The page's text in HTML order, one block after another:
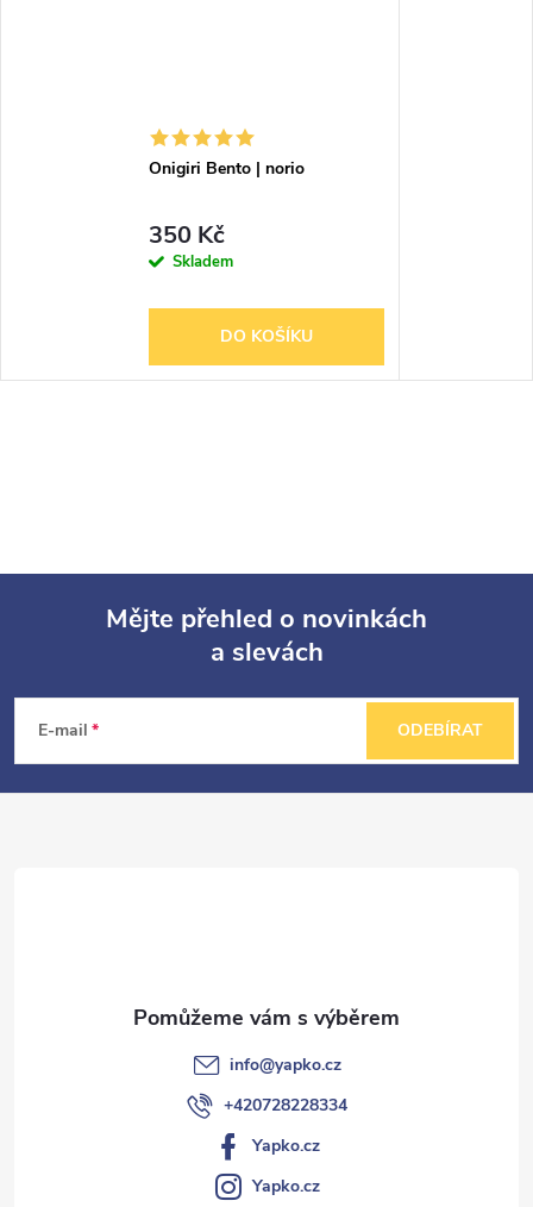
Onigiri Bento | norio
350 Kč
Skladem
DO KOŠÍKU
p
Mějte přehled o novinkách
a slevách
E-mail ODEBÍRAT
info@yapko.cz
+420728228334
Yapko.cz
Yapko.cz